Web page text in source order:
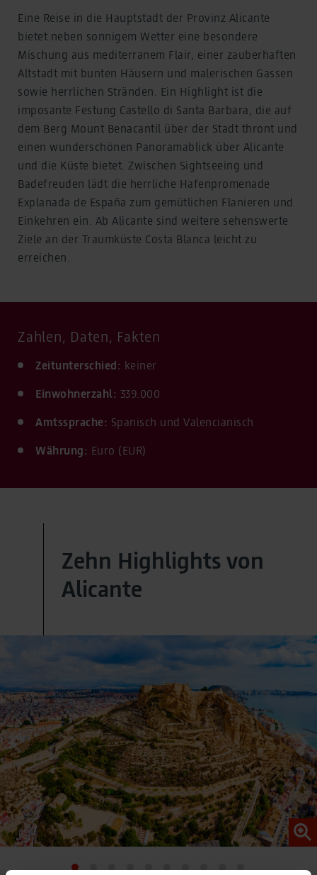
Eine Reise in die Hauptstadt der Provinz Alicante
bietet neben sonnigem Wetter eine besondere
Mischung aus mediterranem Flair, einer zauberhaften
Altstadt mit bunten Häusern und malerischen Gassen
sowie herrlichen Stränden. Ein Highlight ist die
imposante Festung Castello di Santa Barbara, die auf
dem Berg Mount Benacantil über der Stadt thront und
einen wunderschönen Panoramablick über Alicante
und die Küste bietet. Zwischen Sightseeing und
Badefreuden lädt die herrliche Hafenpromenade
Explanada de España zum gemütlichen Flanieren und
Einkehren ein. Ab Alicante sind weitere sehenswerte
Ziele an der Traumküste Costa Blanca leicht zu
erreichen.
Zahlen, Daten, Fakten
Zeitunterschied: keiner
Einwohnerzahl: 339.000
Amtssprache: Spanisch und Valencianisch
Währung: Euro (EUR)
Zehn Highlights von
Alicante